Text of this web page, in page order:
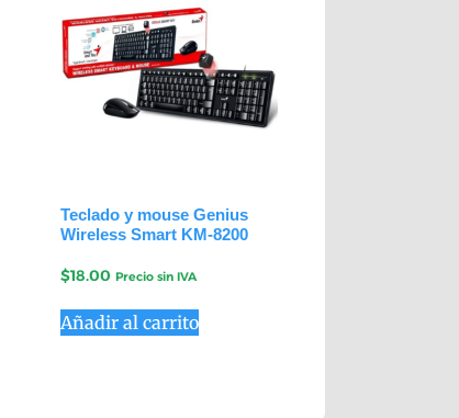
Teclado y mouse Genius
Wireless Smart KM-8200
$18.00 Precio sin IVA
Añadir al carrito